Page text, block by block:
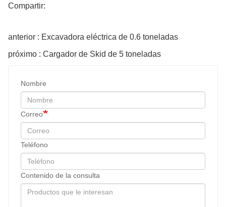
Compartir:
anterior : Excavadora eléctrica de 0.6 toneladas
próximo : Cargador de Skid de 5 toneladas
Nombre
Correo
Teléfono
Contenido de la consulta